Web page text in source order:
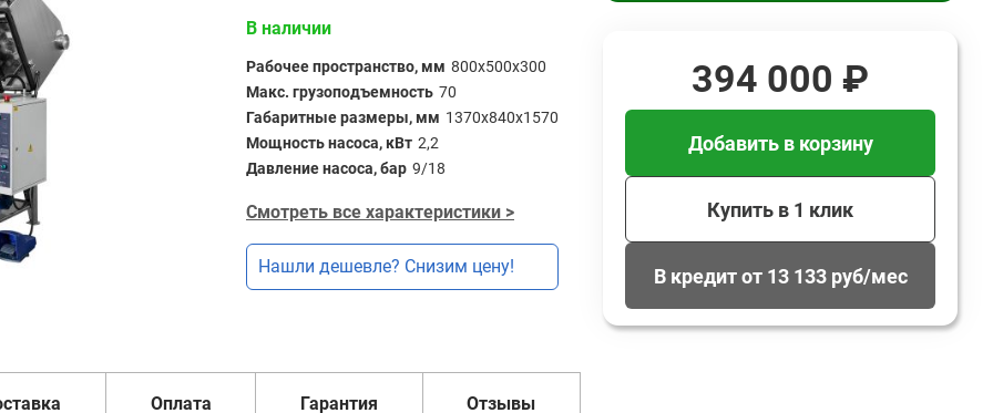
В наличии
Рабочее пространство, мм 800х500х300
Макс. грузоподъемность 70
Габаритные размеры, мм 1370х840х1570
Мощность насоса, кВт 2,2
Давление насоса, бар 9/18
Смотреть все характеристики >
Нашли дешевле? Снизим цену!
Оплата Гарантия Отзывы
394 000 ₽
Добавить в корзину
Купить в 1 клик
В кредит от 13 133 руб/мес